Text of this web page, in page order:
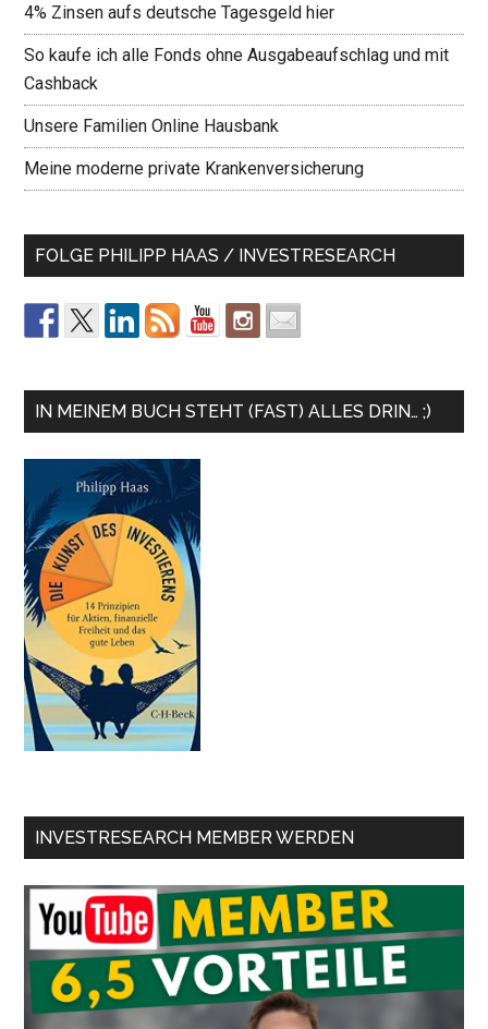
4% Zinsen aufs deutsche Tagesgeld hier
So kaufe ich alle Fonds ohne Ausgabeaufschlag und mit
Cashback
Unsere Familien Online Hausbank
Meine moderne private Krankenversicherung
FOLGE PHILIPP HAAS / INVESTRESEARCH
IN MEINEM BUCH STEHT (FAST) ALLES DRIN… ;)
INVESTRESEARCH MEMBER WERDEN